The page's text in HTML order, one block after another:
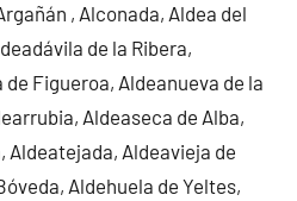
, Alconada, Aldea del
de la Ribera,
Figueroa, Aldeanueva de la
Aldeaseca de Alba,
Aldeatejada, Aldeavieja de
Aldehuela de Yeltes,